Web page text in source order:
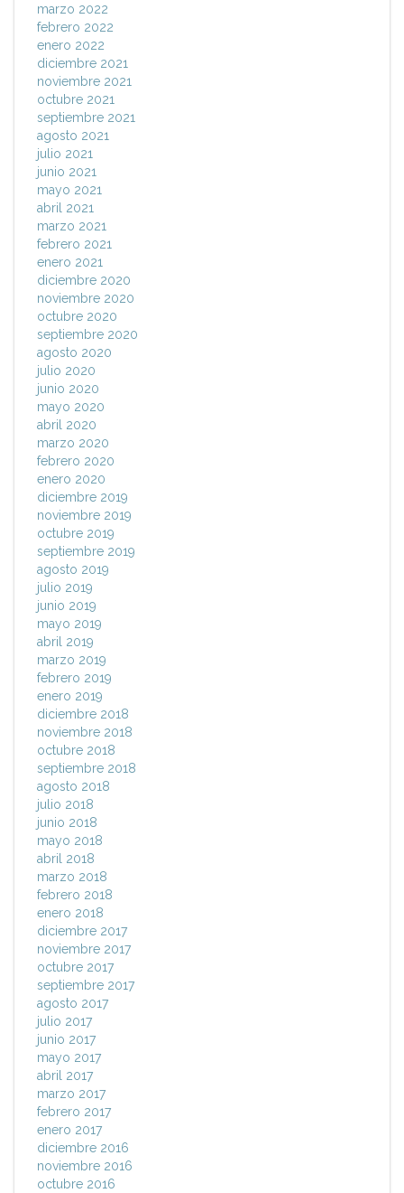
marzo 2022
febrero 2022
enero 2022
diciembre 2021
noviembre 2021
octubre 2021
septiembre 2021
agosto 2021
julio 2021
junio 2021
mayo 2021
abril 2021
marzo 2021
febrero 2021
enero 2021
diciembre 2020
noviembre 2020
octubre 2020
septiembre 2020
agosto 2020
julio 2020
junio 2020
mayo 2020
abril 2020
marzo 2020
febrero 2020
enero 2020
diciembre 2019
noviembre 2019
octubre 2019
septiembre 2019
agosto 2019
julio 2019
junio 2019
mayo 2019
abril 2019
marzo 2019
febrero 2019
enero 2019
diciembre 2018
noviembre 2018
octubre 2018
septiembre 2018
agosto 2018
julio 2018
junio 2018
mayo 2018
abril 2018
marzo 2018
febrero 2018
enero 2018
diciembre 2017
noviembre 2017
octubre 2017
septiembre 2017
agosto 2017
julio 2017
junio 2017
mayo 2017
abril 2017
marzo 2017
febrero 2017
enero 2017
diciembre 2016
noviembre 2016
octubre 2016